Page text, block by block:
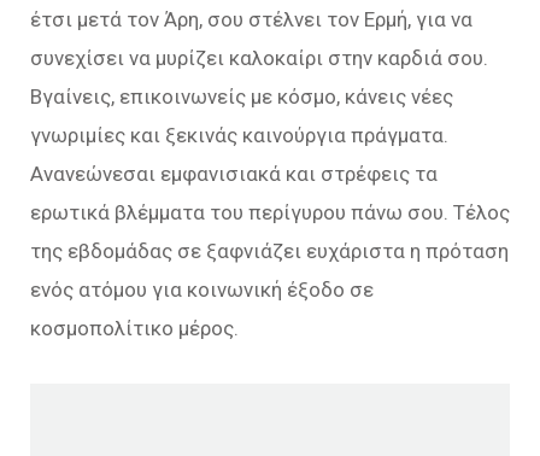
έτσι μετά τον Άρη, σου στέλνει τον Ερμή, για να
συνεχίσει να μυρίζει καλοκαίρι στην καρδιά σου.
Βγαίνεις, επικοινωνείς με κόσμο, κάνεις νέες
γνωριμίες και ξεκινάς καινούργια πράγματα.
Ανανεώνεσαι εμφανισιακά και στρέφεις τα
ερωτικά βλέμματα του περίγυρου πάνω σου. Τέλος
της εβδομάδας σε ξαφνιάζει ευχάριστα η πρόταση
ενός ατόμου για κοινωνική έξοδο σε
κοσμοπολίτικο μέρος.